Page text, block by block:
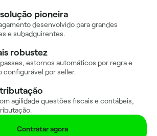
pioneira
desenvolvido para grandes
e subadquirentes.
robustez
estornos automáticos por regra e
configurável por seller.
agilidade questões fiscais e contábeis,
Contratar agora